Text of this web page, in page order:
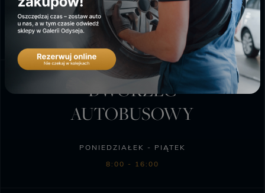
PONIEDZIAŁEK - SOBOTA
6:00 - 23:00
DWORZEC
AUTOBUSOWY
PONIEDZIAŁEK - PIĄTEK
8:00 - 16:00